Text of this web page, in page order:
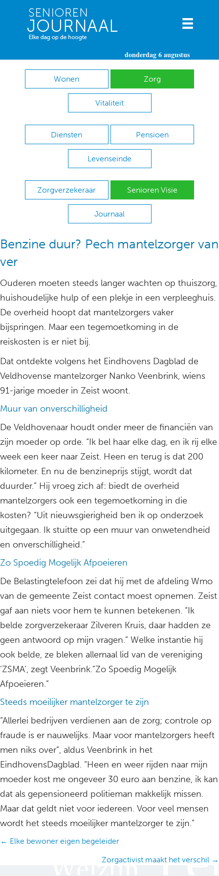
donderdag 6 augustus
Wonen Zorg
Vitaliteit
Diensten Pensioen
Levenseinde
Zorgverzekeraar Senioren Visie
Journaal
Benzine duur? Pech mantelzorger van
ver
Ouderen moeten steeds langer wachten op thuiszorg,
huishoudelijke hulp of een plekje in een verpleeghuis.
De overheid hoopt dat mantelzorgers vaker
bijspringen. Maar een tegemoetkoming in de
reiskosten is er niet bij.
Dat ontdekte volgens het Eindhovens Dagblad de
Veldhovense mantelzorger Nanko Veenbrink, wiens
91-jarige moeder in Zeist woont.
Muur van onverschilligheid
De Veldhovenaar houdt onder meer de financiën van
zijn moeder op orde. “Ik bel haar elke dag, en ik rij elke
week een keer naar Zeist. Heen en terug is dat 200
kilometer. En nu de benzineprijs stijgt, wordt dat
duurder.” Hij vroeg zich af: biedt de overheid
mantelzorgers ook een tegemoetkoming in die
kosten? “Uit nieuwsgierigheid ben ik op onderzoek
uitgegaan. Ik stuitte op een muur van onwetendheid
en onverschilligheid.”
Zo Spoedig Mogelijk Afpoeieren
De Belastingtelefoon zei dat hij met de afdeling Wmo
van de gemeente Zeist contact moest opnemen. Zeist
gaf aan niets voor hem te kunnen betekenen. “Ik
belde zorgverzekeraar Zilveren Kruis, daar hadden ze
geen antwoord op mijn vragen.” Welke instantie hij
ook belde, ze bleken allemaal lid van de vereniging
‘ZSMA’, zegt Veenbrink.”Zo Spoedig Mogelijk
Afpoeieren.”
Steeds moeilijker mantelzorger te zijn
“Allerlei bedrijven verdienen aan de zorg; controle op
fraude is er nauwelijks. Maar voor mantelzorgers heeft
men niks over”, aldus Veenbrink in het
EindhovensDagblad. “Heen en weer rijden naar mijn
moeder kost me ongeveer 30 euro aan benzine, ik kan
dat als gepensioneerd politieman makkelijk missen.
Maar dat geldt niet voor iedereen. Voor veel mensen
wordt het steeds moeilijker mantelzorger te zijn.”
Posts
← Elke bewoner eigen begeleider
Zorgactivist maakt het verschil →